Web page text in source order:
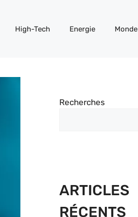
High-Tech Energie Monde
Recherches
ARTICLES
RÉCENTS